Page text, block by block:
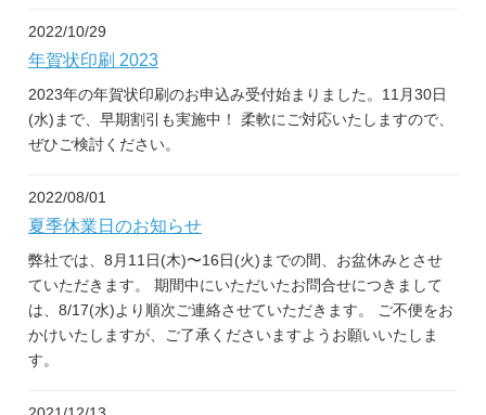
2022/10/29
年賀状印刷 2023
2023年の年賀状印刷のお申込み受付始まりました。11月30日
(水)まで、早期割引も実施中！ 柔軟にご対応いたしますので、
ぜひご検討ください。
2022/08/01
夏季休業日のお知らせ
弊社では、8月11日(木)〜16日(火)までの間、お盆休みとさせ
ていただきます。 期間中にいただいたお問合せにつきまして
は、8/17(水)より順次ご連絡させていただきます。 ご不便をお
かけいたしますが、ご了承くださいますようお願いいたしま
す。